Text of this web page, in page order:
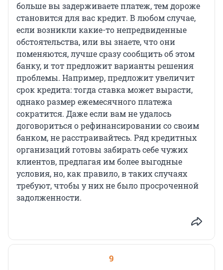
больше вы задерживаете платеж, тем дороже
становится для вас кредит. В любом случае,
если возникли какие-то непредвиденные
обстоятельства, или вы знаете, что они
поменяются, лучше сразу сообщить об этом
банку, и тот предложит варианты решения
проблемы. Например, предложит увеличит
срок кредита: тогда ставка может вырасти,
однако размер ежемесячного платежа
сократится. Даже если вам не удалось
договориться о рефинансировании со своим
банком, не расстраивайтесь. Ряд кредитных
организаций готовы забирать себе чужих
клиентов, предлагая им более выгодные
условия, но, как правило, в таких случаях
требуют, чтобы у них не было просроченной
задолженности.
9